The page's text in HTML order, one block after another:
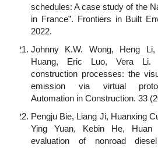
schedules: A case study of the
in France”. Frontiers in Built
2022.
Johnny K.W. Wong, Heng
Huang, Eric Luo, Vera Li.
construction processes: the
emission via virtual
Automation in Construction. 33
Pengju Bie, Liang Ji, Huanxing
Ying Yuan, Kebin He, Huan
evaluation of nonroad